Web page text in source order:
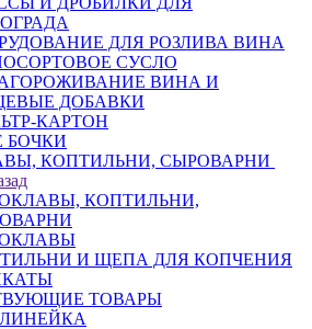
ДЛЯ РОЗЛИВА ВИНА
СУСЛО
ВИНА И
ДОБАВКИ
КАРТОН
БОЧКИ
КОПТИЛЬНИ, СЫРОВАРНИ
КОПТИЛЬНИ,
И ЩЕПА ДЛЯ КОПЧЕНИЯ
ТОВАРЫ